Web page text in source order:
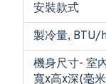
安裝款式
製冷量, BTU/
機身尺寸- 室
寬x高x深(毫